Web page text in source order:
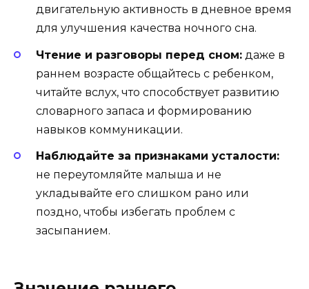
двигательную активность в дневное время
для улучшения качества ночного сна.
Чтение и разговоры перед сном: даже в
раннем возрасте общайтесь с ребенком,
читайте вслух, что способствует развитию
словарного запаса и формированию
навыков коммуникации.
Наблюдайте за признаками усталости:
не переутомляйте малыша и не
укладывайте его слишком рано или
поздно, чтобы избегать проблем с
засыпанием.